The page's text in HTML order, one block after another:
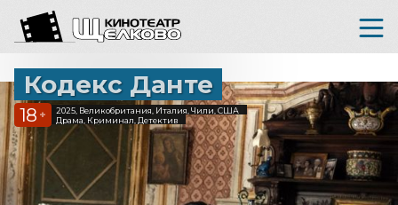
Кодекс Данте
18 +
2025, Великобритания, Италия, Чили, США
Драма, Криминал, Детектив